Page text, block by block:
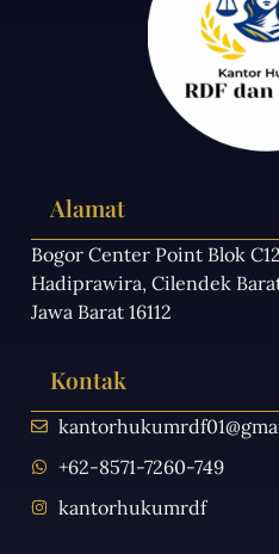
Alamat
Bogor Center Point Blok
Hadiprawira, Cilendek
Jawa Barat 16112
Kontak
+62-8571-7260-749
kantorhukumrdf